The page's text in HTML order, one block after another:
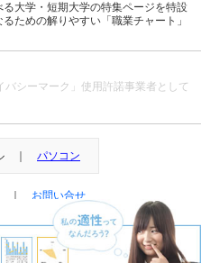
大学・短期大学の特集ページを特設
ための解りやすい「職業チャート」
シーマーク」使用許諾事業者として
｜ パソコン
お問い合せ
Right Reserved.